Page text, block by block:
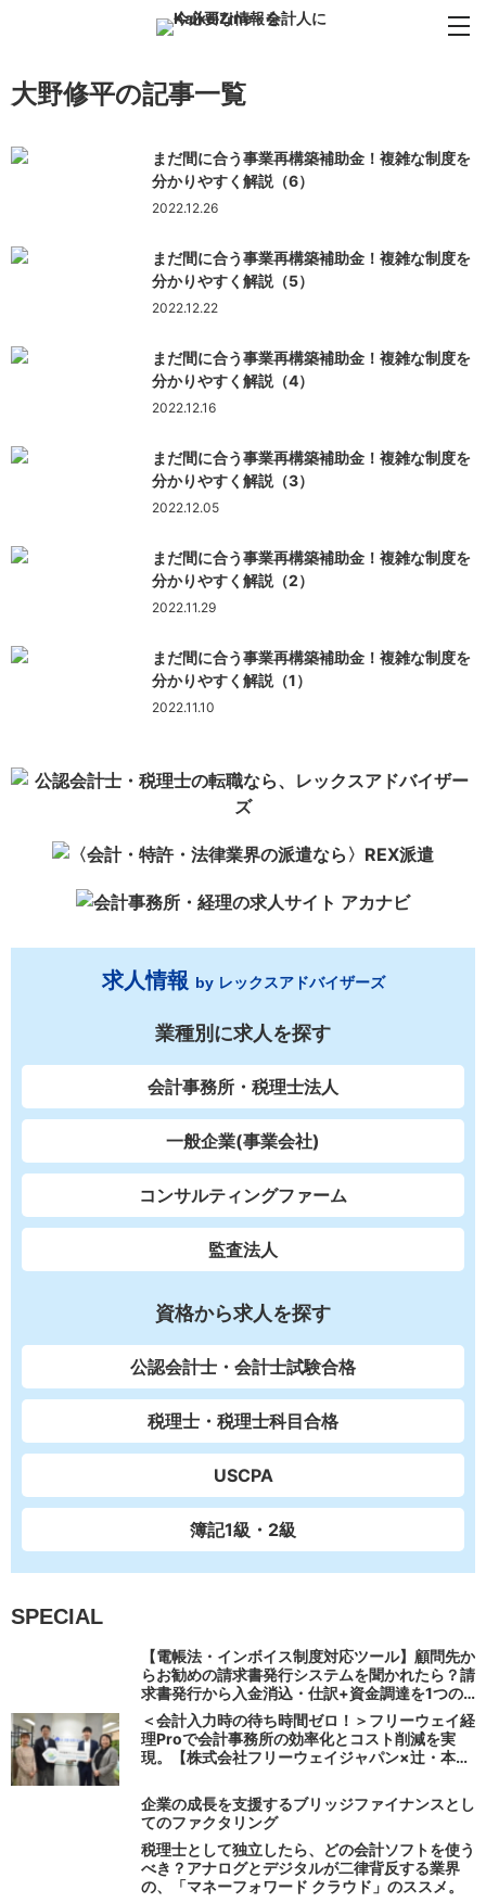
大野修平の記事一覧
まだ間に合う事業再構築補助金！複雑な制度を
分かりやすく解説（6）
2022.12.26
まだ間に合う事業再構築補助金！複雑な制度を
分かりやすく解説（5）
2022.12.22
まだ間に合う事業再構築補助金！複雑な制度を
分かりやすく解説（4）
2022.12.16
まだ間に合う事業再構築補助金！複雑な制度を
分かりやすく解説（3）
2022.12.05
まだ間に合う事業再構築補助金！複雑な制度を
分かりやすく解説（2）
2022.11.29
まだ間に合う事業再構築補助金！複雑な制度を
分かりやすく解説（1）
2022.11.10
求人情報 by レックスアドバイザーズ
業種別に求人を探す
会計事務所・税理士法人
一般企業(事業会社)
コンサルティングファーム
監査法人
資格から求人を探す
公認会計士・会計士試験合格
税理士・税理士科目合格
USCPA
簿記1級・2級
SPECIAL
【電帳法・インボイス制度対応ツール】顧問先か
らお勧めの請求書発行システムを聞かれたら？請
求書発行から入金消込・仕訳+資金調達を1つの
システムで完結する 「請求QUICK」の魅力に迫
る
＜会計入力時の待ち時間ゼロ！＞フリーウェイ経
理Proで会計事務所の効率化とコスト削減を実
現。【株式会社フリーウェイジャパン×辻・本郷
企業の成長を支援するブリッジファイナンスとし
てのファクタリング
税理士として独立したら、どの会計ソフトを使う
べき？アナログとデジタルが二律背反する業界
の、「マネーフォワード クラウド」のススメ。